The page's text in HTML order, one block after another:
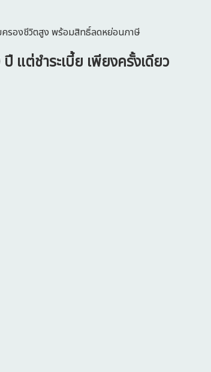
รองชีวิตสูง พร้อมสิทธิ์ลดหย่อนภาษี
แต่ชำระเบี้ย เพียงครั้งเดียว